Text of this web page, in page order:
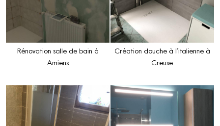
Rénovation salle de bain à
Amiens
Création douche à l’italienne à
Creuse